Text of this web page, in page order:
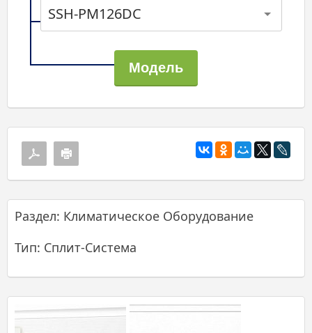
SSH-PM126DC
Раздел: Климатическое Оборудование
Тип: Сплит-Система